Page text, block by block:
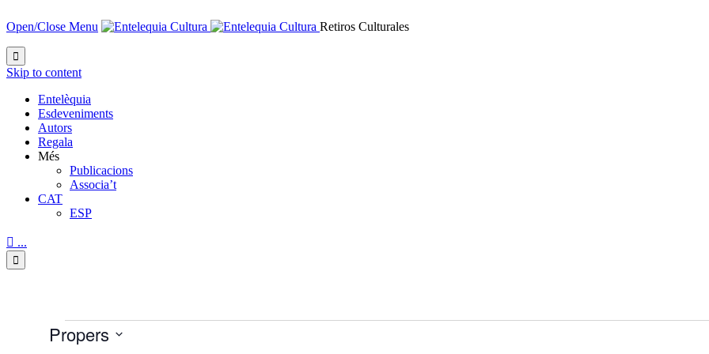
Open/Close Menu Retiros Culturales

Skip to content
Entelèquia
Esdeveniments
Autors
Regala
Més
Publicacions
Associa’t
CAT
ESP
 ...

Esdeveniments
Propers